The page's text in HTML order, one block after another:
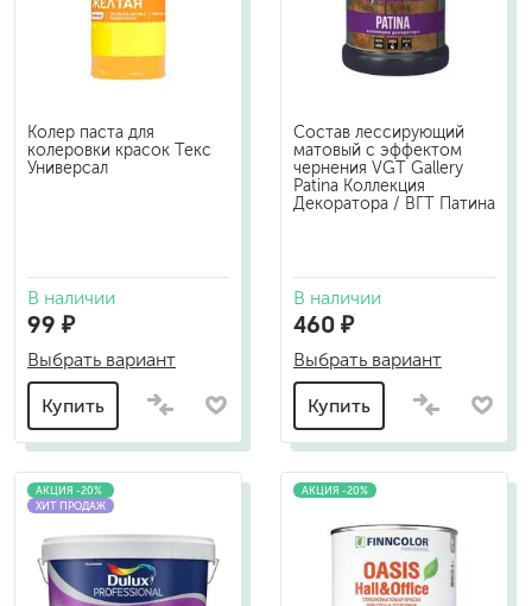
Колер паста для
колеровки красок Текс
Универсал
В наличии
99 ₽
Выбрать вариант
Купить
Состав лессирующий
матовый с эффектом
чернения VGT Gallery
Patina Коллекция
Декоратора / ВГТ Патина
В наличии
460 ₽
Выбрать вариант
Купить
АКЦИЯ -20%
ХИТ ПРОДАЖ
АКЦИЯ -20%